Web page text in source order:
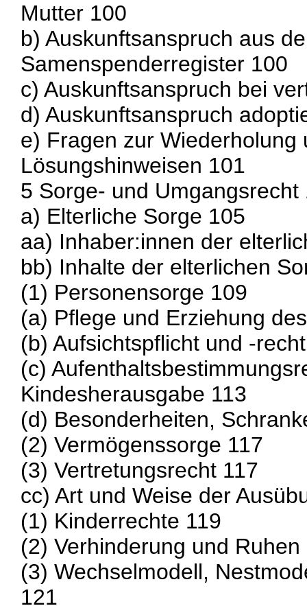
Mutter 100
b) Auskunftsanspruch aus
Samenspenderregister 100
c) Auskunftsanspruch bei
d) Auskunftsanspruch
e) Fragen zur Wiederholung
Lösungshinweisen 101
5 Sorge- und Umgangsrecht
a) Elterliche Sorge 105
aa) Inhaber:innen der
bb) Inhalte der elterlichen
(1) Personensorge 109
(a) Pflege und Erziehung
(b) Aufsichtspflicht und -
(c)
Kindesherausgabe 113
(d) Besonderheiten,
(2) Vermögenssorge 117
(3) Vertretungsrecht 117
cc) Art und Weise der
(1) Kinderrechte 119
(2) Verhinderung und Ruhen
(3) Wechselmodell,
121